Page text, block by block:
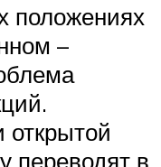
положениях
–
открытой
переводят в